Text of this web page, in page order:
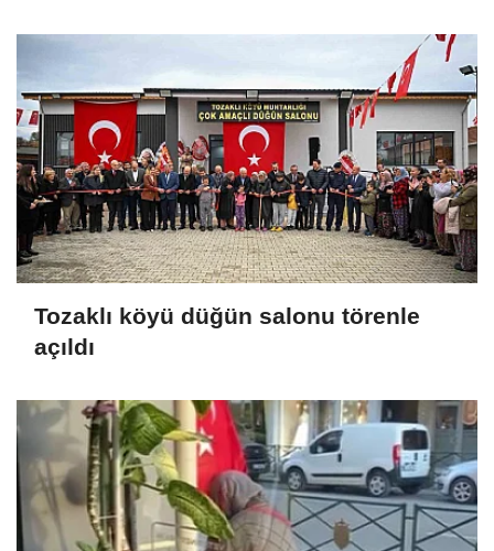
Tozaklı köyü düğün salonu törenle
açıldı